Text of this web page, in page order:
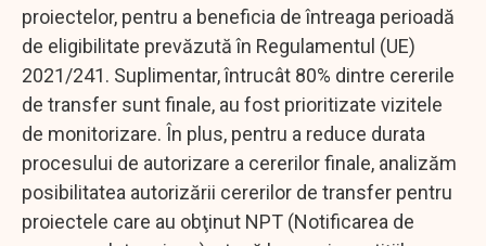
proiectelor, pentru a beneficia de întreaga perioadă
de eligibilitate prevăzută în Regulamentul (UE)
2021/241. Suplimentar, întrucât 80% dintre cererile
de transfer sunt finale, au fost prioritizate vizitele
de monitorizare. În plus, pentru a reduce durata
procesului de autorizare a cererilor finale, analizăm
posibilitatea autorizării cererilor de transfer pentru
proiectele care au obţinut NPT (Notificarea de